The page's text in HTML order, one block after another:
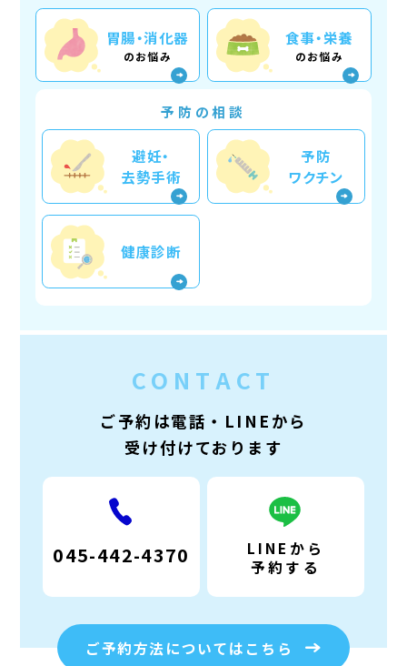
胃腸・消化器
のお悩み
食事・栄養
のお悩み
予防の相談
避妊・
去勢手術
予防
ワクチン
健康診断
CONTACT
ご予約は電話・LINEから
受け付けております
045-442-4370
LINEから
予約する
ご予約方法についてはこちら